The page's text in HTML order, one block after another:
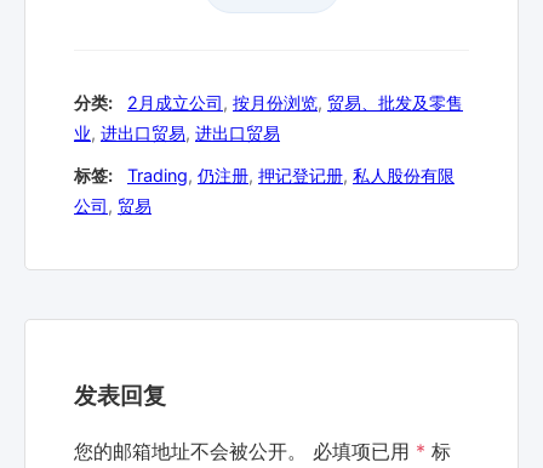
分类: 2月成立公司, 按月份浏览, 贸易、批发及零售
业, 进出口贸易, 进出口贸易
标签: Trading, 仍注册, 押记登记册, 私人股份有限
公司, 贸易
发表回复
您的邮箱地址不会被公开。 必填项已用 * 标